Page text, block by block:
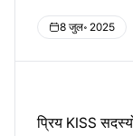
8 जुल॰ 2025
प्रिय KISS